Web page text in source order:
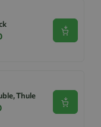
Se
Thule
Se